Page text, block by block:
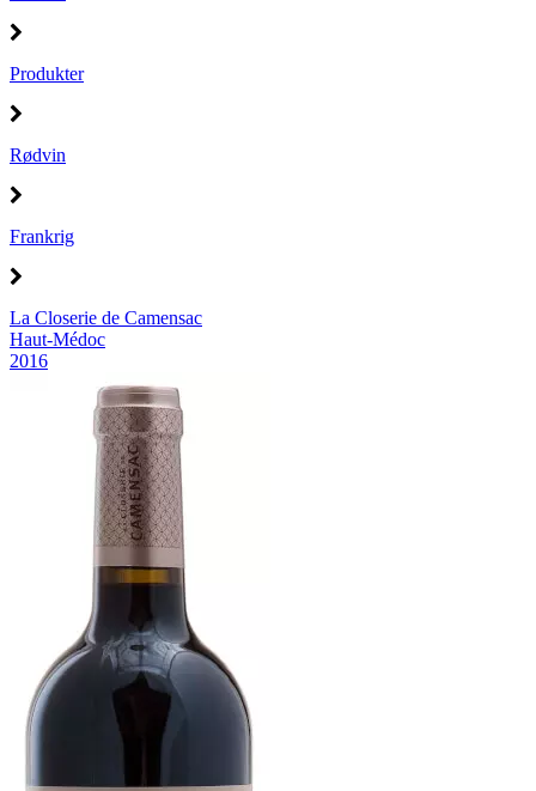
Produkter
Rødvin
Frankrig
La Closerie de Camensac
Haut-Médoc
2016